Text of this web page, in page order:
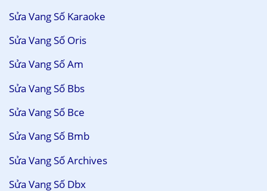
Sửa Vang Số Karaoke
Sửa Vang Số Oris
Sửa Vang Số Am
Sửa Vang Số Bbs
Sửa Vang Số Bce
Sửa Vang Số Bmb
Sửa Vang Số Archives
Sửa Vang Số Dbx